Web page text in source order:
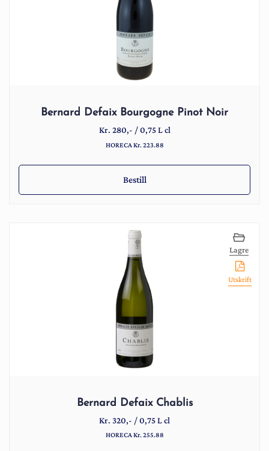
Bestill
Bernard Defaix Bourgogne Pinot Noir
Kr. 280,- /0,75 L cl
HORECA Kr. 223.88
Utskrift
Bernard Defaix Chablis
Kr. 320,- /0,75 L cl
HORECA Kr. 255.88
Lagre